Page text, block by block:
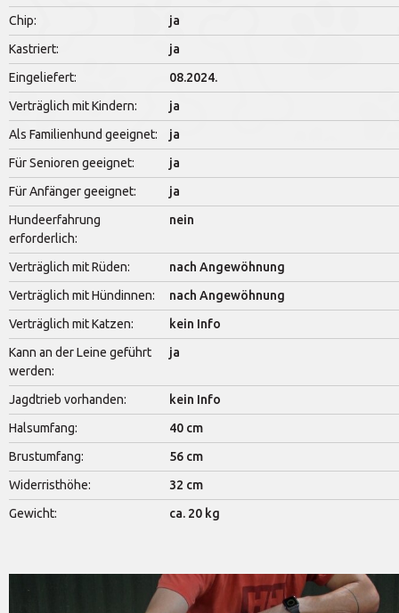
Chip:
ja
Kastriert:
ja
Eingeliefert:
08.2024.
Verträglich mit Kindern:
ja
Als Familienhund geeignet:
ja
Für Senioren geeignet:
ja
Für Anfänger geeignet:
ja
Hundeerfahrung
erforderlich:
nein
Verträglich mit Rüden:
nach Angewöhnung
Verträglich mit Hündinnen:
nach Angewöhnung
Verträglich mit Katzen:
kein Info
Kann an der Leine geführt
werden:
ja
Jagdtrieb vorhanden:
kein Info
Halsumfang:
40 cm
Brustumfang:
56 cm
Widerristhöhe:
32 cm
Gewicht:
ca. 20 kg